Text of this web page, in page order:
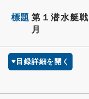
標題 第１潜水艇
月
目録詳細を開く